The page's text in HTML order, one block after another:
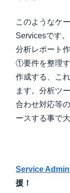
このようなケ
Servicesです。
分析レポート
①要件を整理
作成する、こ
ます。分析ツ
合わせ対応等
ースする事で
Service
援！